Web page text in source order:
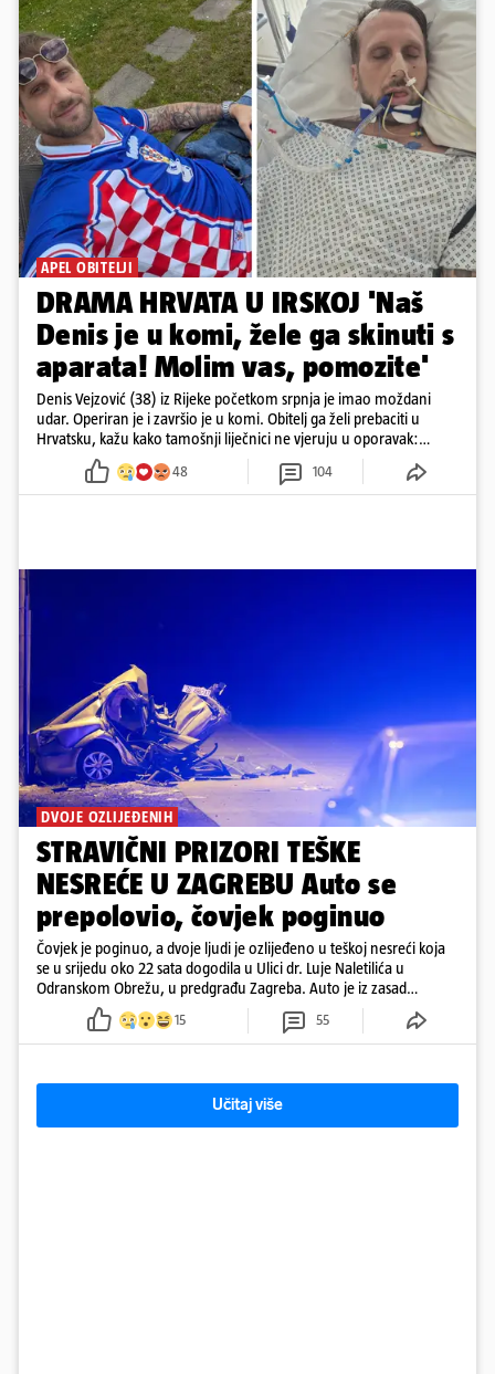
APEL OBITELJI
DRAMA HRVATA U IRSKOJ 'Naš
Denis je u komi, žele ga skinuti s
aparata! Molim vas, pomozite'
Denis Vejzović (38) iz Rijeke početkom srpnja je imao moždani
udar. Operiran je i završio je u komi. Obitelj ga želi prebaciti u
Hrvatsku, kažu kako tamošnji liječnici ne vjeruju u oporavak:
'Imamo 72 sata'
48 104
DVOJE OZLIJEĐENIH
STRAVIČNI PRIZORI TEŠKE
NESREĆE U ZAGREBU Auto se
prepolovio, čovjek poginuo
Čovjek je poginuo, a dvoje ljudi je ozlijeđeno u teškoj nesreći koja
se u srijedu oko 22 sata dogodila u Ulici dr. Luje Naletilića u
Odranskom Obrežu, u predgrađu Zagreba. Auto je iz zasad
neutvrđenih razloga sletio s kolnika, a od siline udara vozilo se
prepolovilo.
15 55
Učitaj više